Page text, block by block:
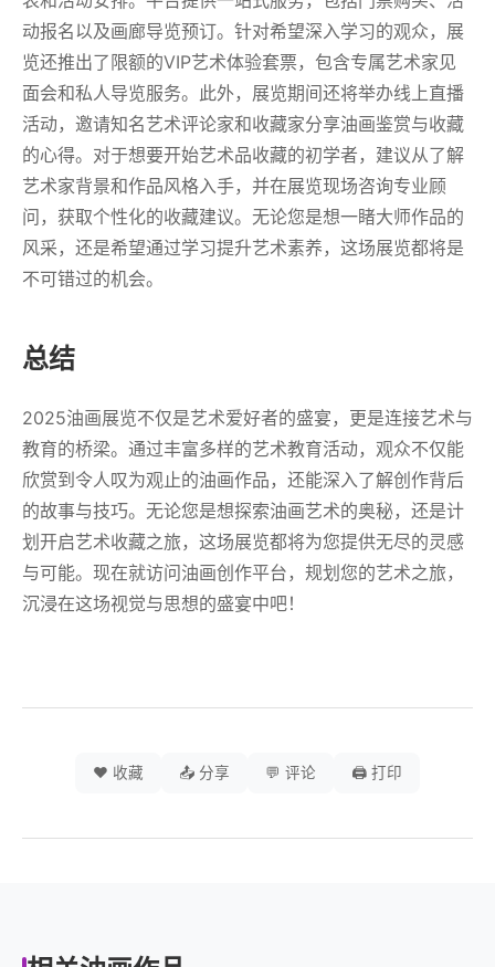
动报名以及画廊导览预订。针对希望深入学习的观众，展
览还推出了限额的VIP艺术体验套票，包含专属艺术家见
面会和私人导览服务。此外，展览期间还将举办线上直播
活动，邀请知名艺术评论家和收藏家分享油画鉴赏与收藏
的心得。对于想要开始艺术品收藏的初学者，建议从了解
艺术家背景和作品风格入手，并在展览现场咨询专业顾
问，获取个性化的收藏建议。无论您是想一睹大师作品的
风采，还是希望通过学习提升艺术素养，这场展览都将是
不可错过的机会。
总结
2025油画展览不仅是艺术爱好者的盛宴，更是连接艺术与
教育的桥梁。通过丰富多样的艺术教育活动，观众不仅能
欣赏到令人叹为观止的油画作品，还能深入了解创作背后
的故事与技巧。无论您是想探索油画艺术的奥秘，还是计
划开启艺术收藏之旅，这场展览都将为您提供无尽的灵感
与可能。现在就访问油画创作平台，规划您的艺术之旅，
沉浸在这场视觉与思想的盛宴中吧！
❤️ 收藏 📤 分享 💬 评论 🖨️ 打印